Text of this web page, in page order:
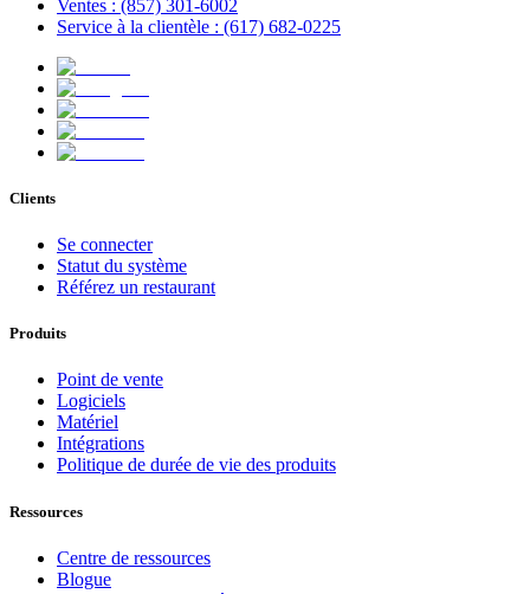
Ventes : (857) 301-6002
Service à la clientèle : (617) 682-0225
Clients
Se connecter
Statut du système
Référez un restaurant
Produits
Point de vente
Logiciels
Matériel
Intégrations
Politique de durée de vie des produits
Ressources
Centre de ressources
Blogue